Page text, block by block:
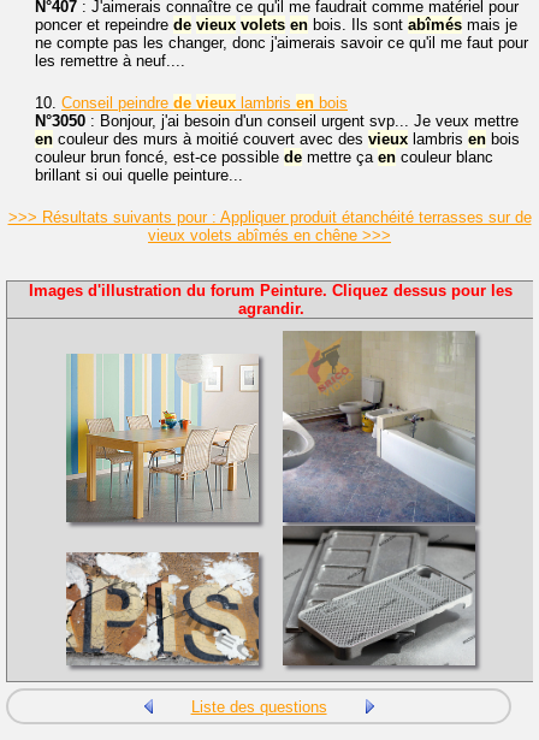
N°407 : J'aimerais connaître ce qu'il me faudrait comme matériel pour
poncer et repeindre de vieux volets en bois. Ils sont abîmés mais je
ne compte pas les changer, donc j'aimerais savoir ce qu'il me faut pour
les remettre à neuf....
10. Conseil peindre de vieux lambris en bois
N°3050 : Bonjour, j'ai besoin d'un conseil urgent svp... Je veux mettre
en couleur des murs à moitié couvert avec des vieux lambris en bois
couleur brun foncé, est-ce possible de mettre ça en couleur blanc
brillant si oui quelle peinture...
>>> Résultats suivants pour : Appliquer produit étanchéité terrasses sur de
vieux volets abîmés en chêne >>>
Images d'illustration du forum Peinture. Cliquez dessus pour les
agrandir.
Liste des questions